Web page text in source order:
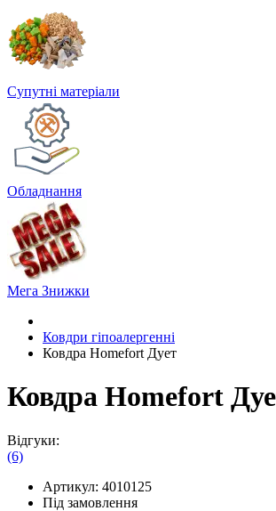
Супутні матеріали
Обладнання
Мега Знижки
Ковдри гіпоалергенні
Ковдра Homefort Дует
Ковдра Homefort
Відгуки:
(6)
Артикул: 4010125
Під замовлення